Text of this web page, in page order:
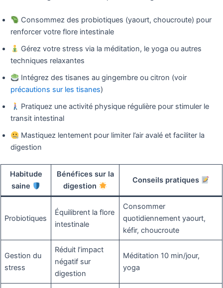
Consommez des probiotiques (yaourt, choucroute) pour
renforcer votre flore intestinale
Gérez votre stress via la méditation, le yoga ou autres
techniques relaxantes
Intégrez des tisanes au gingembre ou citron (voir
précautions sur les tisanes)
Pratiquez une activité physique régulière pour stimuler le
transit intestinal
Mastiquez lentement pour limiter l’air avalé et faciliter la
digestion
Habitude
saine
Bénéfices sur la
digestion
Conseils pratiques
Probiotiques
Équilibrent la flore
intestinale
Consommer
quotidiennement yaourt,
kéfir, choucroute
Gestion du
stress
Réduit l’impact
négatif sur
digestion
Méditation 10 min/jour,
yoga